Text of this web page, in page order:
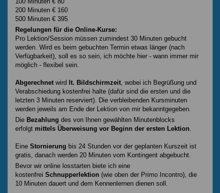
200 Minuten € 160
500 Minuten € 395
Regelungen für die Online-Kurse:
Pro Lektion/Session müssen zumindest 30 Minuten gebucht
werden. Wird es beim gebuchten Termin etwas länger (nach
Verfügbarkeit), soll es so sein, ich möchte hier - wann immer mir
möglich - flexibel sein.
Abgerechnet wird lt. Bildschirmzeit , wobei ich Begrüßung und
Verabschiedung kostenfrei halte (dafür sind die ersten und die
letzten 3 Minuten reserviert). Die verbleibenden Kursminuten
werden jeweils am Ende der Lektion von mir bekanntgegeben.
Die Bezahlung des von Ihnen gewählten Minutenblocks
erfolgt mittels Überweisung vor Beginn der ersten Lektion
Eine Stornierung bis 24 Stunden vor der geplanten Kurszeit ist
gratis, danach werden 20 Minuten vom Kontingent abgebucht.
Bevor wir online losstarten biete ich eine
kostenfrei Schnupperlektion (wie oben der Primo Incontro), die
10 Minuten dauert und dem Kennenlernen dienen soll.